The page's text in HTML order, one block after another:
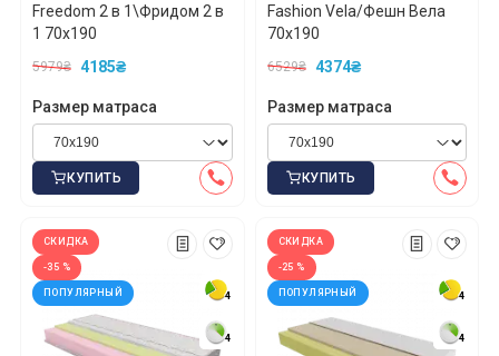
Freedom 2 в 1\Фридом 2 в
1 70x190
5979₴ 4185₴
Размер матраса
КУПИТЬ
Fashion Vela/Фешн Вела
70x190
6529₴ 4374₴
Размер матраса
КУПИТЬ
4
4
СКИДКА
-35 %
ПОПУЛЯРНЫЙ 4
4
4
4
СКИДКА
-25 %
ПОПУЛЯРНЫЙ 4
4